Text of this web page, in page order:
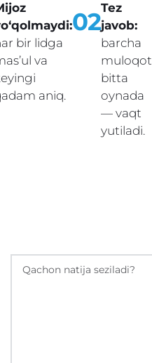
bir lidga
va
aniq.
02Tez
javob:
barcha
muloqot
bitta
oynada
— vaqt
yutiladi.
Qachon natija seziladi?